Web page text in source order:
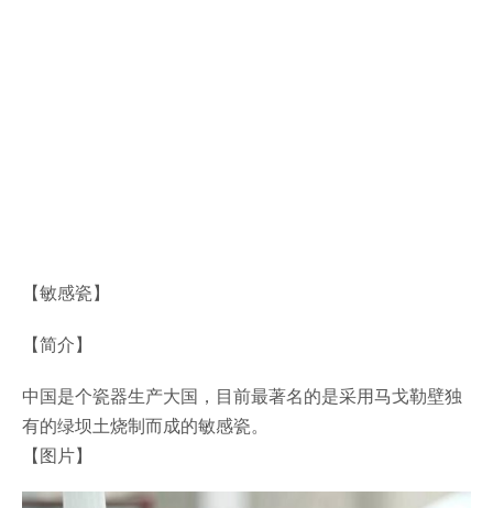
【敏感瓷】
【简介】
中国是个瓷器生产大国，目前最著名的是采用马戈勒壁独
有的绿坝土烧制而成的敏感瓷。
【图片】